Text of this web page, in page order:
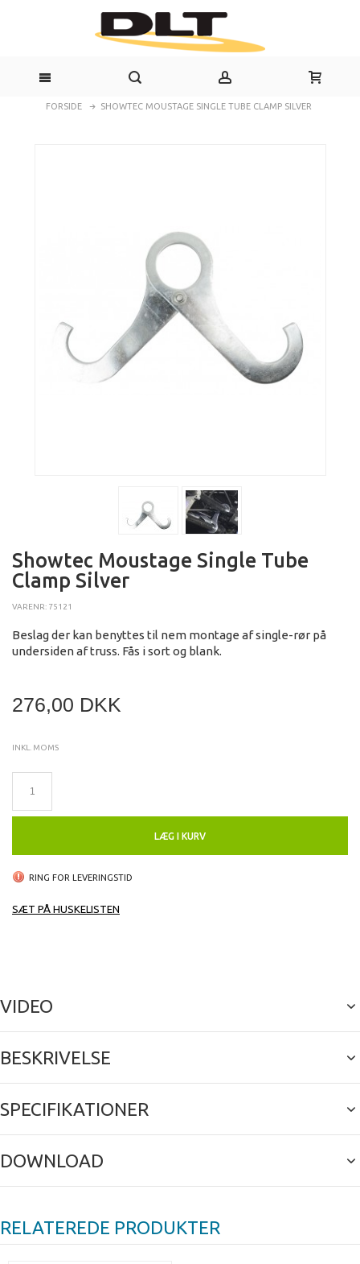
FORSIDE SHOWTEC MOUSTAGE SINGLE TUBE CLAMP SILVER
Showtec Moustage Single Tube
Clamp Silver
VARENR: 75121
Beslag der kan benyttes til nem montage af single-rør på
undersiden af truss. Fås i sort og blank.
276,00 DKK
INKL. MOMS
LÆG I KURV
RING FOR LEVERINGSTID
SÆT PÅ HUSKELISTEN
VIDEO
BESKRIVELSE
SPECIFIKATIONER
DOWNLOAD
RELATEREDE PRODUKTER